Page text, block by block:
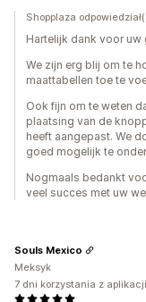
Shopplaza
Hartelijk dank voor
We zijn erg blij om te
maattabellen toe te
Ook fijn om te weten
plaatsing van de
heeft aangepast. We
goed mogelijk te
Nogmaals bedankt
veel succes met uw
Souls Mexico
Meksyk
7 dni korzystania z aplikacji